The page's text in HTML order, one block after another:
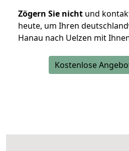
Zögern Sie nicht und
heute, um Ihren
Hanau nach Uelzen mit
Kostenlose